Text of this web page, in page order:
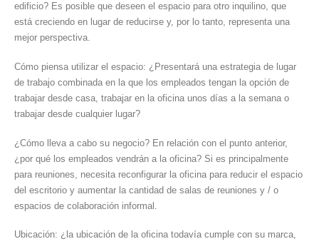
edificio? Es posible que deseen el espacio para otro inquilino, que
está creciendo en lugar de reducirse y, por lo tanto, representa una
mejor perspectiva.
Cómo piensa utilizar el espacio: ¿Presentará una estrategia de lugar
de trabajo combinada en la que los empleados tengan la opción de
trabajar desde casa, trabajar en la oficina unos días a la semana o
trabajar desde cualquier lugar?
¿Cómo lleva a cabo su negocio? En relación con el punto anterior,
¿por qué los empleados vendrán a la oficina? Si es principalmente
para reuniones, necesita reconfigurar la oficina para reducir el espacio
del escritorio y aumentar la cantidad de salas de reuniones y / o
espacios de colaboración informal.
Ubicación: ¿la ubicación de la oficina todavía cumple con su marca,